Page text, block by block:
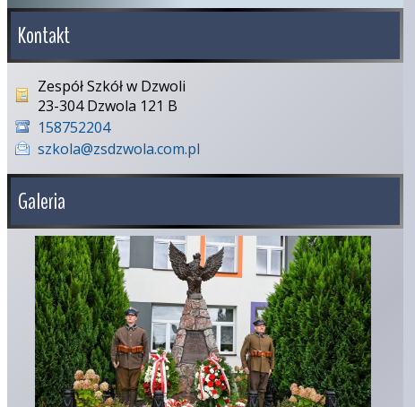
Kontakt
Zespół Szkół w Dzwoli
23-304 Dzwola 121 B
158752204
szkola@zsdzwola.com.pl
Galeria